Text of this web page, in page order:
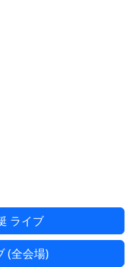
ライブ
(全会場)